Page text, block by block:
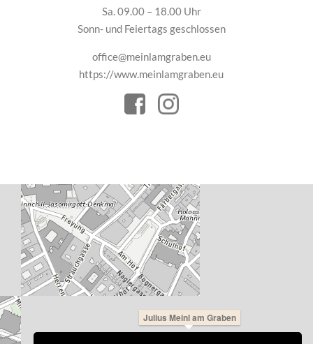
Sa. 09.00 – 18.00 Uhr
Sonn- und Feiertags geschlossen
office@meinlamgraben.eu
https://www.meinlamgraben.eu
Julius Meinl am Graben